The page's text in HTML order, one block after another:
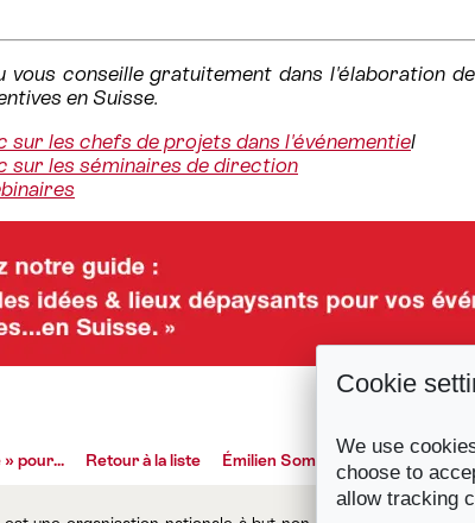
vous conseille gratuitement dans l'élaboration
en Suisse.
sur les chefs de projets dans l'événementiel
sur les séminaires de direction
pour... Retour à la liste Émilien Sommier & David
Cookie
We use
choose to
allow tracking